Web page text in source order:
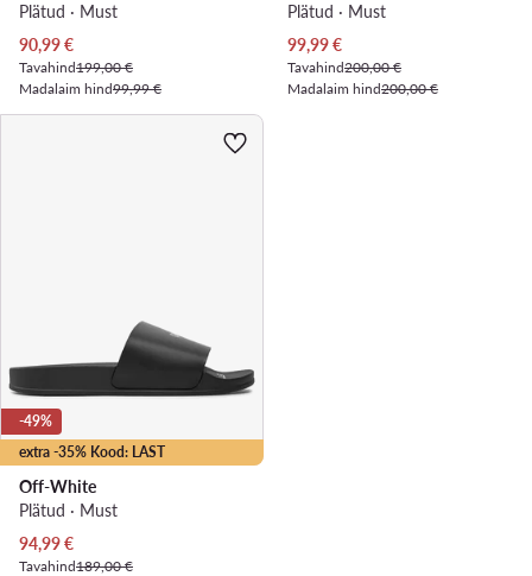
Plätud · Must
Praegune hind
90,99€
Tavahind199,00 €
Madalaim hind99,99 €
Plätud · Must
Praegune hind
99,99€
Tavahind200,00 €
Madalaim hind200,00 €
extra -35% Kood: LAST
-49%
Off-White
Plätud · Must
Praegune hind
94,99€
Tavahind189,00 €